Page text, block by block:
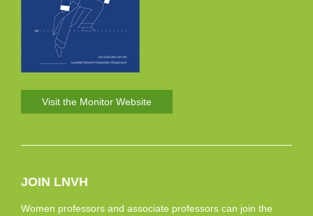
Visit the Monitor Website
JOIN LNVH
Women professors and associate professors can join the